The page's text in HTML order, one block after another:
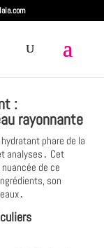
:
rayonnante
phare de la
analyses․ Cet
de ce
son